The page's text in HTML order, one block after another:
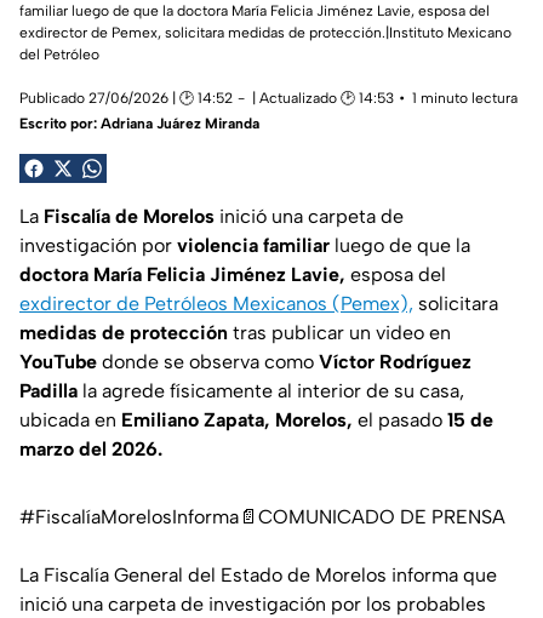
familiar luego de que la doctora María Felicia Jiménez Lavie, esposa del
exdirector de Pemex, solicitara medidas de protección.|Instituto Mexicano
del Petróleo
Publicado 27/06/2026 | 🕑 14:52 | Actualizado 🕑 14:53
1 minuto lectura
Escrito por: Adriana Juárez Miranda
La Fiscalía de Morelos inició una carpeta de
investigación por violencia familiar luego de que la
doctora María Felicia Jiménez Lavie, esposa del
exdirector de Petróleos Mexicanos (Pemex), solicitara
medidas de protección tras publicar un video en
YouTube donde se observa como Víctor Rodríguez
Padilla la agrede físicamente al interior de su casa,
ubicada en Emiliano Zapata, Morelos, el pasado 15 de
marzo del 2026.
#FiscalíaMorelosInforma 📄COMUNICADO DE PRENSA
La Fiscalía General del Estado de Morelos informa que
inició una carpeta de investigación por los probables